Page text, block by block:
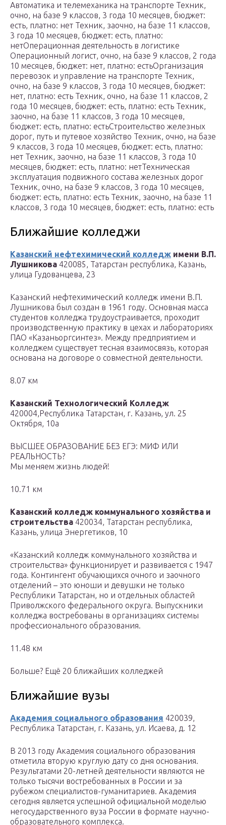
Автоматика и телемеханика на транспорте Техник,
очно, на базе 9 классов, 3 года 10 месяцев, бюджет:
есть, платно: нет Техник, заочно, на базе 11 классов,
3 года 10 месяцев, бюджет: есть, платно:
нетОперационная деятельность в логистике
Операционный логист, очно, на базе 9 классов, 2 года
10 месяцев, бюджет: нет, платно: естьОрганизация
перевозок и управление на транспорте Техник,
очно, на базе 9 классов, 3 года 10 месяцев, бюджет:
нет, платно: есть Техник, очно, на базе 11 классов, 2
года 10 месяцев, бюджет: есть, платно: есть Техник,
заочно, на базе 11 классов, 3 года 10 месяцев,
бюджет: есть, платно: естьСтроительство железных
дорог, путь и путевое хозяйство Техник, очно, на базе
9 классов, 3 года 10 месяцев, бюджет: есть, платно:
нет Техник, заочно, на базе 11 классов, 3 года 10
месяцев, бюджет: есть, платно: нетТехническая
эксплуатация подвижного состава железных дорог
Техник, очно, на базе 9 классов, 3 года 10 месяцев,
бюджет: есть, платно: есть Техник, заочно, на базе 11
классов, 3 года 10 месяцев, бюджет: есть, платно: есть
Ближайшие колледжи
Казанский нефтехимический колледж имени В.П.
Лушникова 420085, Татарстан республика, Казань,
улица Гудованцева, 23
Казанский нефтехимический колледж имени В.П.
Лушникова был создан в 1961 году. Основная масса
студентов колледжа трудоустраивается, проходит
производственную практику в цехах и лабораториях
ПАО «Казаньоргсинтез». Между предприятием и
колледжем существует тесная взаимосвязь, которая
основана на договоре о совместной деятельности.
8.07 км
Казанский Технологический Колледж
420004,Республика Татарстан, г. Казань, ул. 25
Октября, 10а
ВЫСШЕЕ ОБРАЗОВАНИЕ БЕЗ ЕГЭ: МИФ ИЛИ
РЕАЛЬНОСТЬ?
Мы меняем жизнь людей!
10.71 км
Казанский колледж коммунального хозяйства и
строительства 420034, Татарстан республика,
Казань, улица Энергетиков, 10
«Казанский колледж коммунального хозяйства и
строительства» функционирует и развивается с 1947
года. Контингент обучающихся очного и заочного
отделений – это юноши и девушки не только
Республики Татарстан, но и отдельных областей
Приволжского федерального округа. Выпускники
колледжа востребованы в организациях системы
профессионального образования.
11.48 км
Больше? Ещё 20 ближайших колледжей
Ближайшие вузы
Академия социального образования 420039,
Республика Татарстан, г. Казань, ул. Исаева, д. 12
В 2013 году Академия социального образования
отметила вторую круглую дату со дня основания.
Результатами 20-летней деятельности являются не
только тысячи востребованных в России и за
рубежом специалистов-гуманитариев. Академия
сегодня является успешной официальной моделью
негосударственного вуза России в формате научно-
образовательного комплекса.